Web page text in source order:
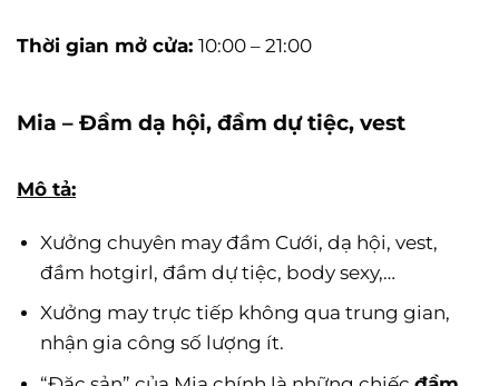
Thời gian mở cửa: 10:00 – 21:00
Mia – Đầm dạ hội, đầm dự tiệc, vest
Mô tả:
Xưởng chuyên may đầm Cưới, dạ hội, vest,
đầm hotgirl, đầm dự tiệc, body sexy,…
Xưởng may trực tiếp không qua trung gian,
nhận gia công số lượng ít.